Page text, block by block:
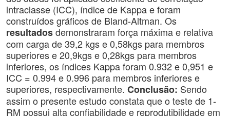
intraclasse (ICC), índice de Kappa e foram
construídos gráficos de Bland-Altman. Os
resultadosdemonstraram força máxima e relativa
com carga de 39,2 kgs e 0,58kgs para membros
superiores e 20,9kgs e 0,28kgs para membros
inferiores, os índices Kappa foram 0.932 e 0,951 e
ICC = 0.994 e 0.996 para membros inferiores e
superiores, respectivamente. Conclusão: Sendo
assim o presente estudo constata que o teste de 1-
RM possui alta confiabilidade e reprodutibilidade em